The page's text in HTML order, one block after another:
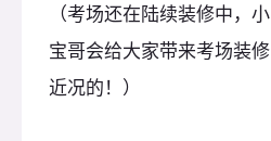
（考场还在陆续装修中，小
宝哥会给大家带来考场装修
近况的！）